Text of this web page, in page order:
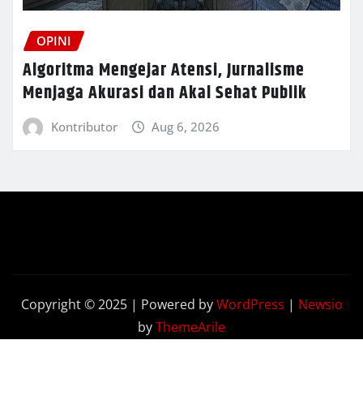
OPINI
Algoritma Mengejar Atensi, Jurnalisme
Menjaga Akurasi dan Akal Sehat Publik
Kontributor Aug 6, 2026
Copyright © 2025 | Powered byWordPress | Newsio
byThemeArile